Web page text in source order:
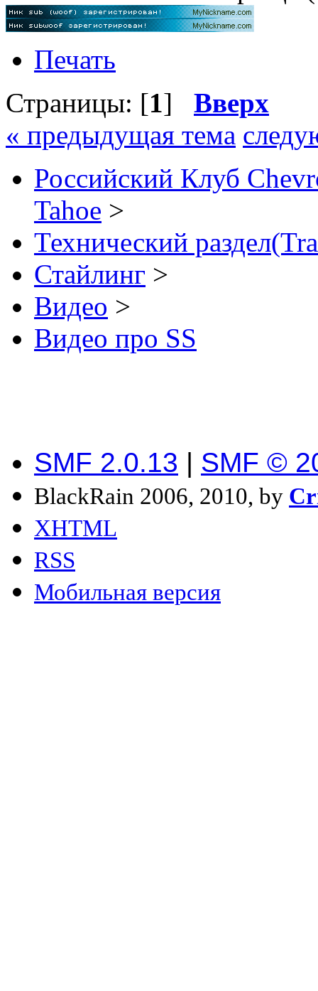
Печать
Страницы: [1] Вверх
« предыдущая тема
Российский Клуб
Tahoe >
Технический
Стайлинг >
Видео >
Видео про SS
SMF 2.0.13 | SMF ©
BlackRain 2006, 2010, by
XHTML
RSS
Мобильная версия